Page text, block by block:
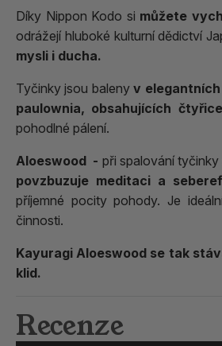
Díky Nippon Kodo si můžete
odrážejí hluboké kulturní dědictví
mysli i ducha.
Tyčinky jsou balenyv
paulownia, obsahujících
pohodlné pálení.
Aloeswood - při spalování tyčinky
povzbuzuje meditaci a
příjemné pocity pohody. Je
činnosti.
Kayuragi Aloeswood se tak
klid.
Recenze